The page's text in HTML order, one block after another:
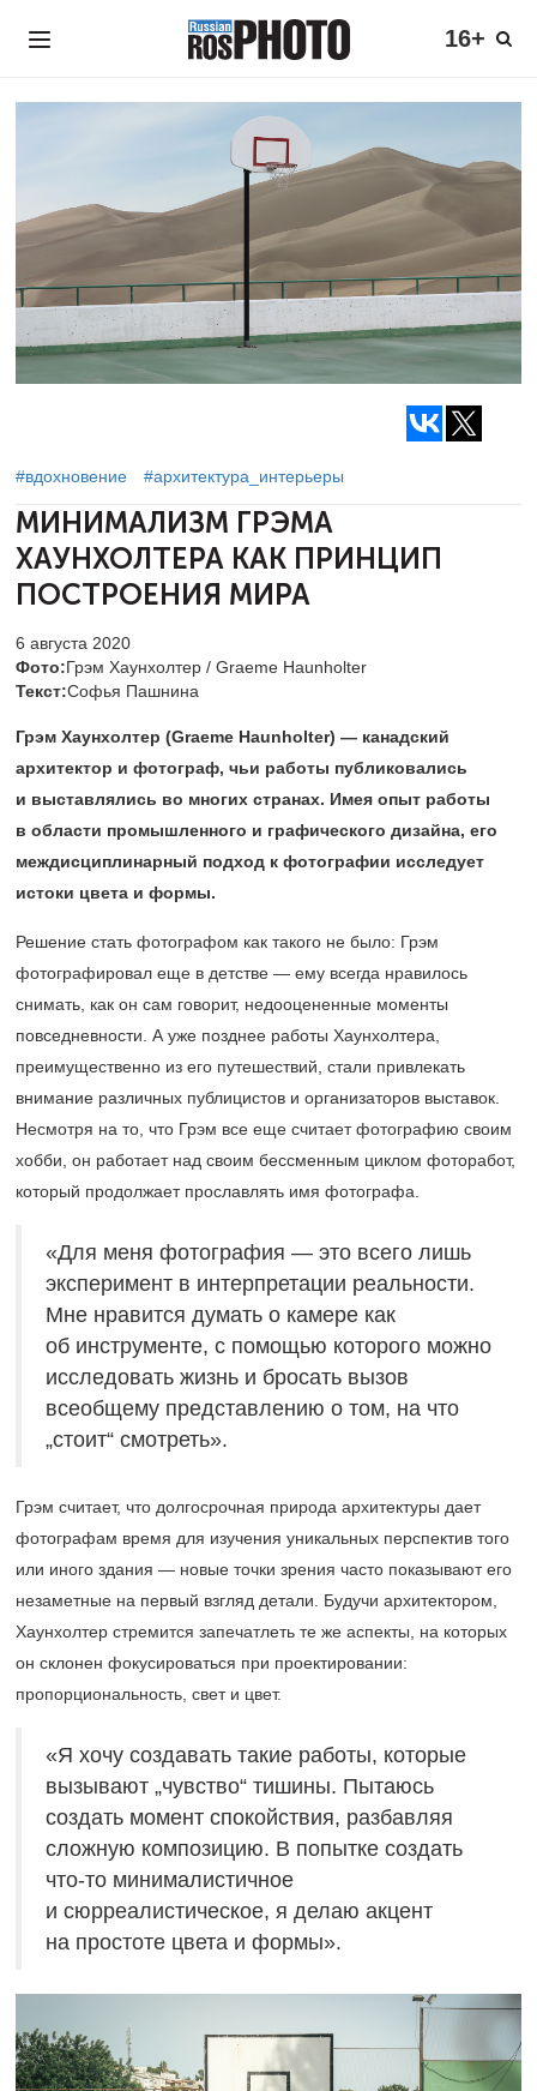
16+
#вдохновение #архитектура_интерьеры
МИНИМАЛИЗМ ГРЭМА
ХАУНХОЛТЕРА КАК ПРИНЦИП
ПОСТРОЕНИЯ МИРА
6 августа 2020
Фото:Грэм Хаунхолтер / Graeme Haunholter
Текст:Софья Пашнина
Грэм Хаунхолтер (Graeme Haunholter) — канадский
архитектор и фотограф, чьи работы публиковались
и выставлялись во многих странах. Имея опыт работы
в области промышленного и графического дизайна, его
междисциплинарный подход к фотографии исследует
истоки цвета и формы.
Решение стать фотографом как такого не было: Грэм
фотографировал еще в детстве — ему всегда нравилось
снимать, как он сам говорит, недооцененные моменты
повседневности. А уже позднее работы Хаунхолтера,
преимущественно из его путешествий, стали привлекать
внимание различных публицистов и организаторов выставок.
Несмотря на то, что Грэм все еще считает фотографию своим
хобби, он работает над своим бессменным циклом фоторабот,
который продолжает прославлять имя фотографа.
«Для меня фотография — это всего лишь
эксперимент в интерпретации реальности.
Мне нравится думать о камере как
об инструменте, с помощью которого можно
исследовать жизнь и бросать вызов
всеобщему представлению о том, на что
„стоит“ смотреть».
Грэм считает, что долгосрочная природа архитектуры дает
фотографам время для изучения уникальных перспектив того
или иного здания — новые точки зрения часто показывают его
незаметные на первый взгляд детали. Будучи архитектором,
Хаунхолтер стремится запечатлеть те же аспекты, на которых
он склонен фокусироваться при проектировании:
пропорциональность, свет и цвет.
«Я хочу создавать такие работы, которые
вызывают „чувство“ тишины. Пытаюсь
создать момент спокойствия, разбавляя
сложную композицию. В попытке создать
что-то минималистичное
и сюрреалистическое, я делаю акцент
на простоте цвета и формы».